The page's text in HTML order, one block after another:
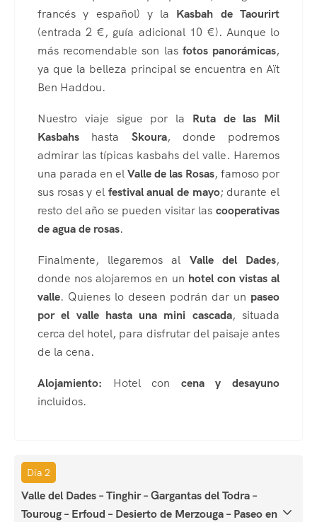
francés y español) y la Kasbah de Taourirt
(entrada 2 €, guía adicional 10 €). Aunque lo
más recomendable son las fotos panorámicas,
ya que la belleza principal se encuentra en Aït
Ben Haddou.
Nuestro viaje sigue por la Ruta de las Mil
Kasbahs hasta Skoura, donde podremos
admirar las típicas kasbahs del valle. Haremos
una parada en elValle de las Rosas, famoso por
sus rosas y el festival anual de mayo; durante el
resto del año se pueden visitar las cooperativas
de agua de rosas.
Finalmente, llegaremos al Valle del Dades,
donde nos alojaremos en un hotel con vistas al
valle. Quienes lo deseen podrán dar un paseo
por el valle hasta una mini cascada, situada
cerca del hotel, para disfrutar del paisaje antes
de la cena.
Alojamiento: Hotel con cena y desayuno
incluidos.
Día 2
Valle del Dades – Tinghir – Gargantas del Todra –
Touroug – Erfoud – Desierto de Merzouga – Paseo en